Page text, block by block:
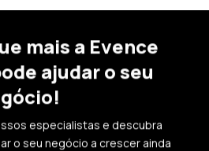
mais a Evence
ajudar o seu
especialistas e descubra
o seu negócio a crescer ainda